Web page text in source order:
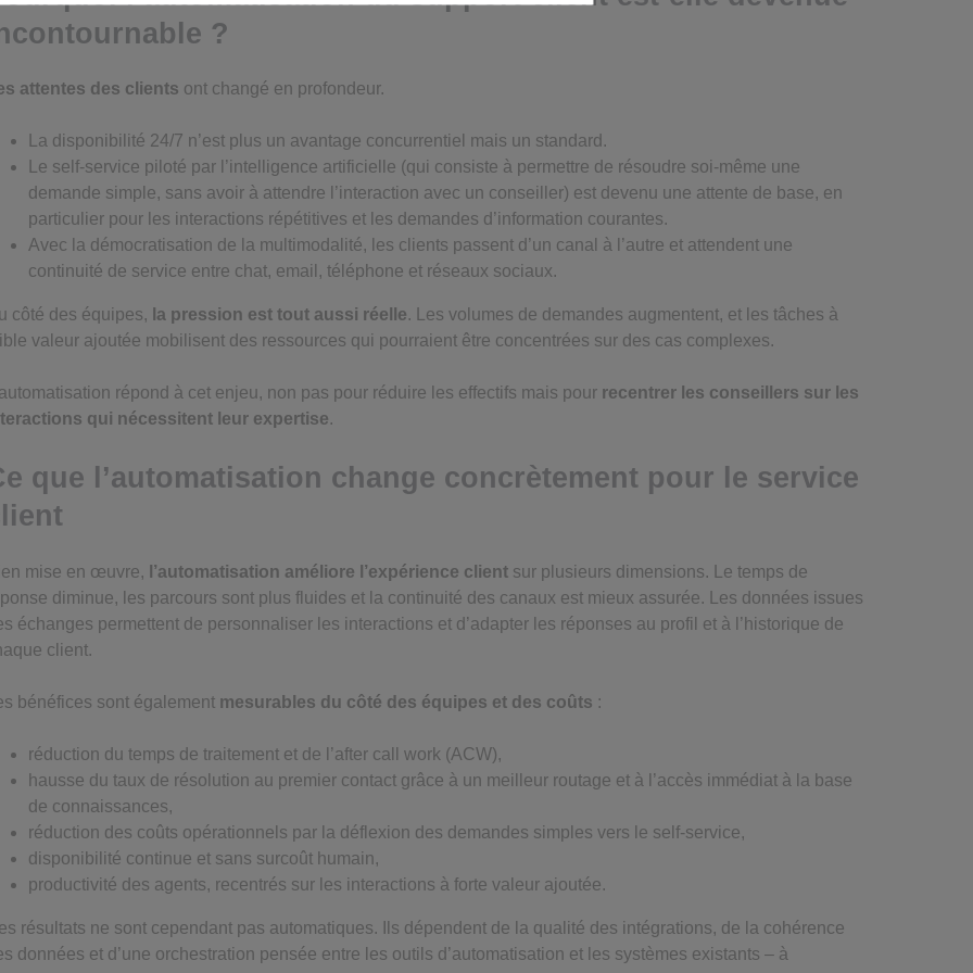
?
attentes des clients ont changé en profondeur.
La disponibilité 24/7 n’est plus un avantage concurrentiel mais un standard.
Le self-service piloté par l’intelligence artificielle (qui consiste à permettre de résoudre soi-même une
demande simple, sans avoir à attendre l’interaction avec un conseiller) est devenu une attente de base, en
particulier pour les interactions répétitives et les demandes d’information courantes.
Avec la démocratisation de la multimodalité, les clients passent d’un canal à l’autre et attendent une
continuité de service entre chat, email, téléphone et réseaux sociaux.
côté des équipes, la pression est tout aussi réelle. Les volumes de demandes augmentent, et les tâches à
valeur ajoutée mobilisent des ressources qui pourraient être concentrées sur des cas complexes.
répond à cet enjeu, non pas pour réduire les effectifs mais pour recentrer les conseillers sur les
qui nécessitent leur expertise.
que l’automatisation change concrètement pour le service
mise en œuvre, l’automatisation améliore l’expérience client sur plusieurs dimensions. Le temps de
diminue, les parcours sont plus fluides et la continuité des canaux est mieux assurée. Les données issues
échanges permettent de personnaliser les interactions et d’adapter les réponses au profil et à l’historique de
client.
bénéfices sont également mesurables du côté des équipes et des coûts :
réduction du temps de traitement et de l’after call work (ACW),
hausse du taux de résolution au premier contact grâce à un meilleur routage et à l’accès immédiat à la base
de connaissances,
réduction des coûts opérationnels par la déflexion des demandes simples vers le self-service,
disponibilité continue et sans surcoût humain,
productivité des agents, recentrés sur les interactions à forte valeur ajoutée.
résultats ne sont cependant pas automatiques. Ils dépendent de la qualité des intégrations, de la cohérence
données et d’une orchestration pensée entre les outils d’automatisation et les systèmes existants – à